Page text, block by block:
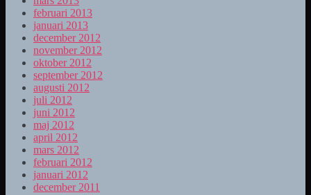
februari 2013
januari 2013
december 2012
november 2012
oktober 2012
september 2012
augusti 2012
juli 2012
juni 2012
maj 2012
april 2012
mars 2012
februari 2012
januari 2012
december 2011